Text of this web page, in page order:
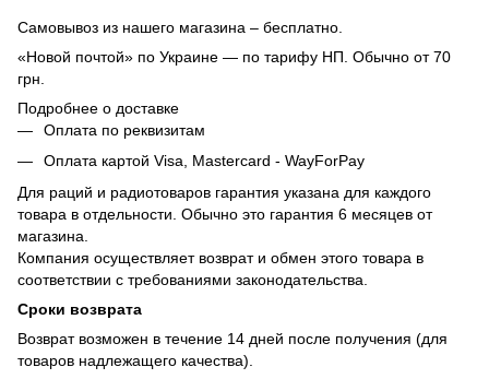
Самовывоз из нашего магазина – бесплатно.
«Новой почтой» по Украине — по тарифу НП. Обычно от 70
грн.
Подробнее о доставке
Оплата по реквизитам
Оплата картой Visa, Mastercard - WayForPay
Для раций и радиотоваров гарантия указана для каждого
товара в отдельности. Обычно это гарантия 6 месяцев от
магазина.
Компания осуществляет возврат и обмен этого товара в
соответствии с требованиями законодательства.
Сроки возврата
Возврат возможен в течение 14 дней после получения (для
товаров надлежащего качества).